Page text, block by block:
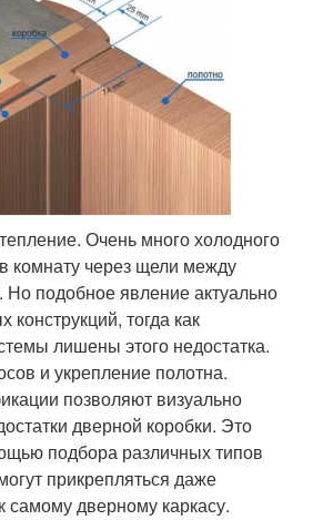
Очень много холодного
комнату через щели между
Но подобное явление актуально
конструкций, тогда как
лишены этого недостатка.
и укрепление полотна.
позволяют визуально
дверной коробки. Это
подбора различных типов
прикрепляться даже
самому дверному каркасу.